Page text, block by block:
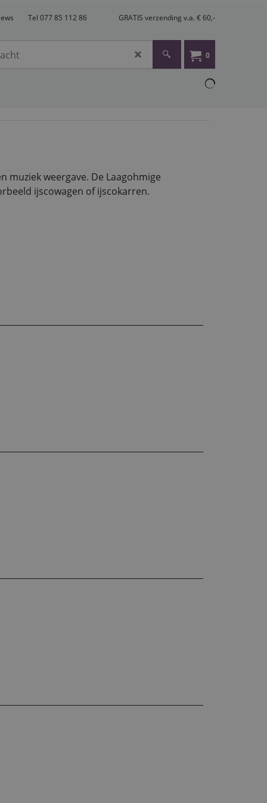
Tel 077 85 112 86 GRATIS verzending v.a. € 60,-
0
weergave. De Laagohmige
ijscowagen of ijscokarren.